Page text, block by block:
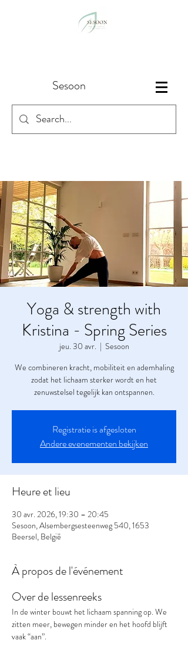
Sesoon
Yoga & strength with
Kristina - Spring Series
jeu. 30 avr.
  |
Sesoon
We combineren kracht, mobiliteit en ademhaling
zodat het lichaam sterker wordt en het
zenuwstelsel tegelijk kan ontspannen.
Registratie is afgesloten
Andere evenementen bekijken
Heure et lieu
30 avr. 2026, 19:30 – 20:45
Sesoon, Alsembergsesteenweg 540, 1653
Beersel, België
À propos de l'événement
Over de lessenreeks
In de winter bouwt het lichaam spanning op. We
zitten meer, bewegen minder en het hoofd blijft
vaak “aan”.